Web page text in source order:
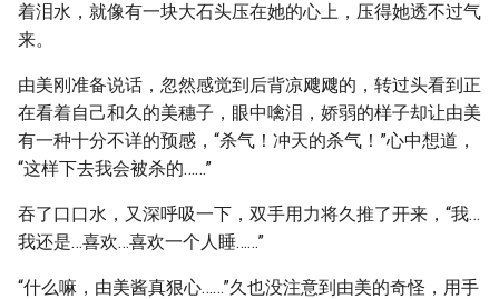
着泪水，就像有一块大石头压在她的心上，压得她透不过气
来。
由美刚准备说话，忽然感觉到后背凉飕飕的，转过头看到正
在看着自己和久的美穗子，眼中噙泪，娇弱的样子却让由美
有一种十分不详的预感，“杀气！冲天的杀气！”心中想道，
“这样下去我会被杀的……”
吞了口口水，又深呼吸一下，双手用力将久推了开来，“我…
我还是…喜欢…喜欢一个人睡……”
“什么嘛，由美酱真狠心……”久也没注意到由美的奇怪，用手